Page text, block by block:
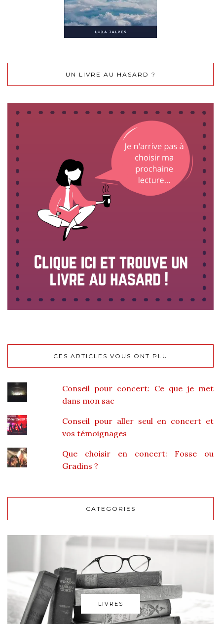
UN LIVRE AU HASARD ?
CES ARTICLES VOUS ONT PLU
Conseil pour concert: Ce que je met
dans mon sac
Conseil pour aller seul en concert et
vos témoignages
Que choisir en concert: Fosse ou
Gradins ?
CATEGORIES
LIVRES